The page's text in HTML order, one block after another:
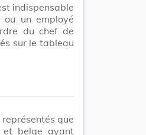
indispensable
un employé
du chef de
sur le tableau
que
et belge ayant